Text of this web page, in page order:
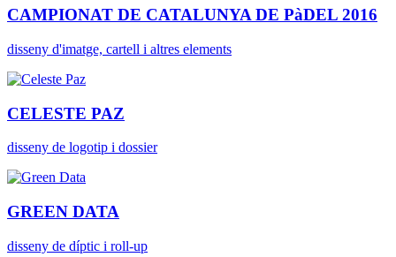
CAMPIONAT DE CATALUNYA DE PàDEL 2016
disseny d'imatge, cartell i altres elements
CELESTE PAZ
disseny de logotip i dossier
GREEN DATA
disseny de díptic i roll-up